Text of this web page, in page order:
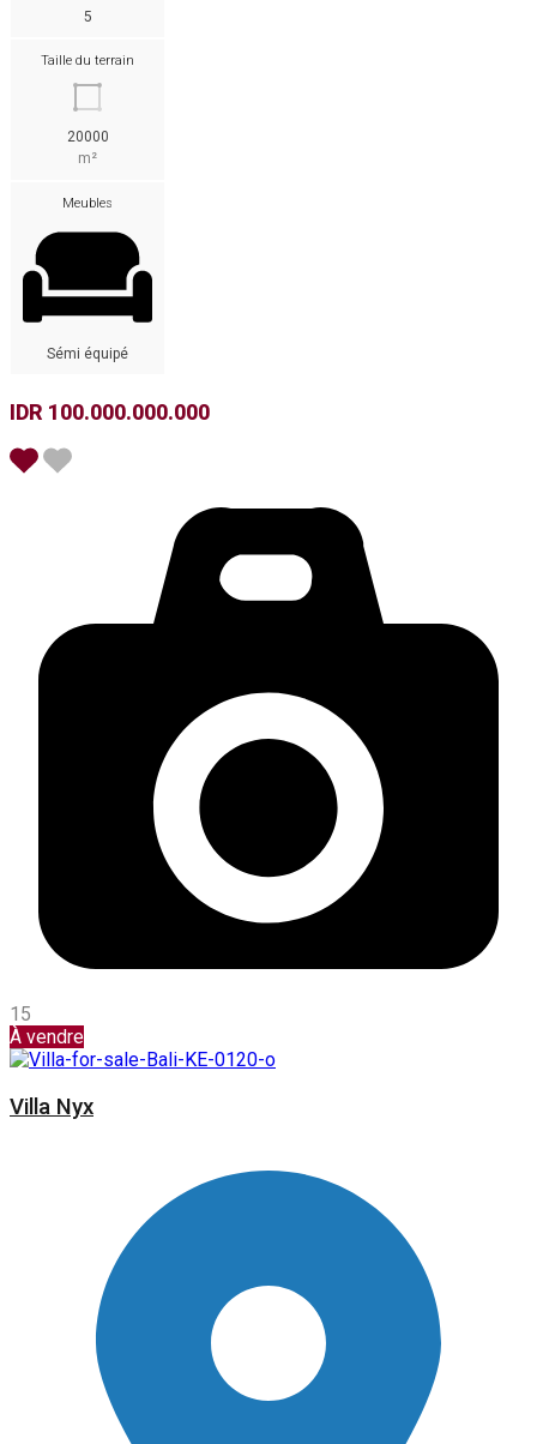
5
Taille du terrain
20000
m²
Meubles
Sémi équipé
IDR 100.000.000.000
15
À vendre
Villa Nyx